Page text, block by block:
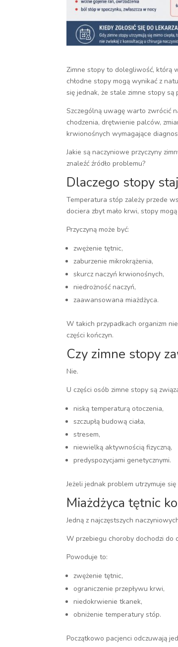
Zimne stopy to dolegliwość, którą
chłodne stopy mogą wynikać z
się jednak, że stale zimne stopy są
Szczególną uwagę warto zwrócić
chodzenia, drętwienie palców,
krwionośnych wymagające
Jakie są naczyniowe przyczyny
znaleźć źródło problemu?
Dlaczego stopy
Temperatura stóp zależy przede
dociera zbyt mało krwi, stopy
Przyczyną może być:
zwężenie tętnic,
zaburzenie mikrokrążenia,
skurcz naczyń krwionośnych,
niedrożność naczyń,
zaawansowana miażdżyca.
W takich przypadkach organizm
części kończyn.
Czy zimne stopy
Nie.
U części osób zimne stopy są
niską temperaturą otoczenia,
szczupłą budową ciała,
stresem,
niewielką aktywnością fizyczną,
predyspozycjami genetycznymi.
Jeżeli jednak problem utrzymuje
Miażdżyca tętnic
Jedną z najczęstszych
W przebiegu choroby dochodzi do
Powoduje to:
zwężenie tętnic,
ograniczenie przepływu krwi,
niedokrwienie tkanek,
obniżenie temperatury stóp.
Początkowo pacjenci odczuwają